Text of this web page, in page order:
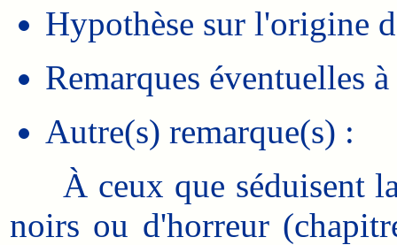
Hypothèse sur l'origine
Remarques éventuelles
Autre(s) remarque(s) :
À ceux que séduisent la
noirs ou d'horreur